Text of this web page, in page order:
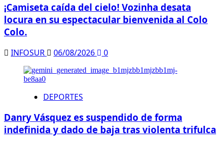
¡Camiseta caída del cielo! Vozinha desata
locura en su espectacular bienvenida al Colo
Colo.
INFOSUR 06/08/2026 0
DEPORTES
Danry Vásquez es suspendido de forma
indefinida y dado de baja tras violenta trifulca